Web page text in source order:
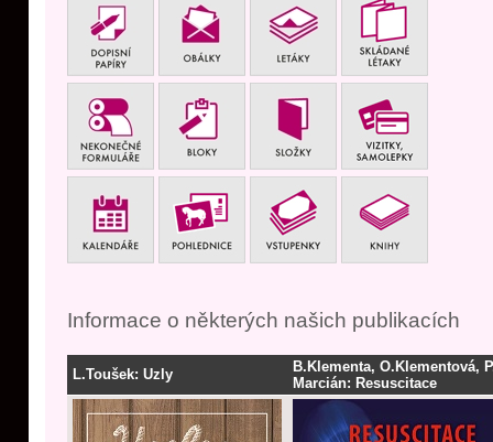
Informace o některých našich publikacích
L.Toušek: Uzly
B.Klementa, O.Klementová,
Marcián: Resuscitace